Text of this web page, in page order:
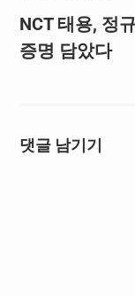
NCT 태용, 정
증명 담았다
댓글 남기기